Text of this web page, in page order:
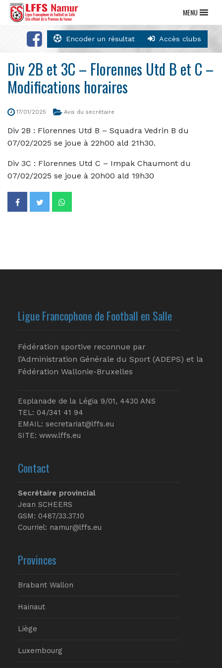
Encoder un résultat Accès clubs
MENU
Div 2B et 3C – Florennes Utd B et C –
Modifications horaires
17/01/2025 Avis du secrétaire
Div 2B : Florennes Utd B – Squadra Vedrin B du
07/02/2025 se joue à 22h00 ald 21h30.
Div 3C : Florennes Utd C – Impak Chaumont du
07/02/2025 se joue à 20h00 ald 19h30
Ligue Francophone de Football en Salle
Fédération sportive reconnue par
l’Administration Générale du Sport (ADEPS) et la
Fédération Wallonie-Bruxelles
Esplanade de la Légia 9/01, 4430 ANS
TEL: 04/341 41 94
EMAIL: secretariat@lffs.eu
SITE: www.lffs.eu
Contact
Secrétaire provincial
Jean SCHEERS
GSM: 0487/33.37.10
Courriel: namur@lffs.eu
Provinces
Brabant Wallon
Hainaut
Liège
Luxembourg